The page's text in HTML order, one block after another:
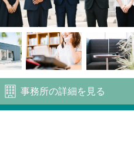
事務所の詳細を見る